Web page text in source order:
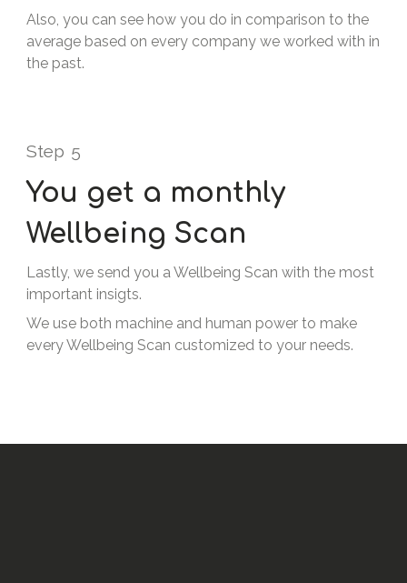
Also, you can see how you do in comparison to the
average based on every company we worked with in
the past.
Step 5
You get a monthly
Wellbeing Scan
Lastly, we send you a Wellbeing Scan with the most
important insigts.
We use both machine and human power to make
every Wellbeing Scan customized to your needs.